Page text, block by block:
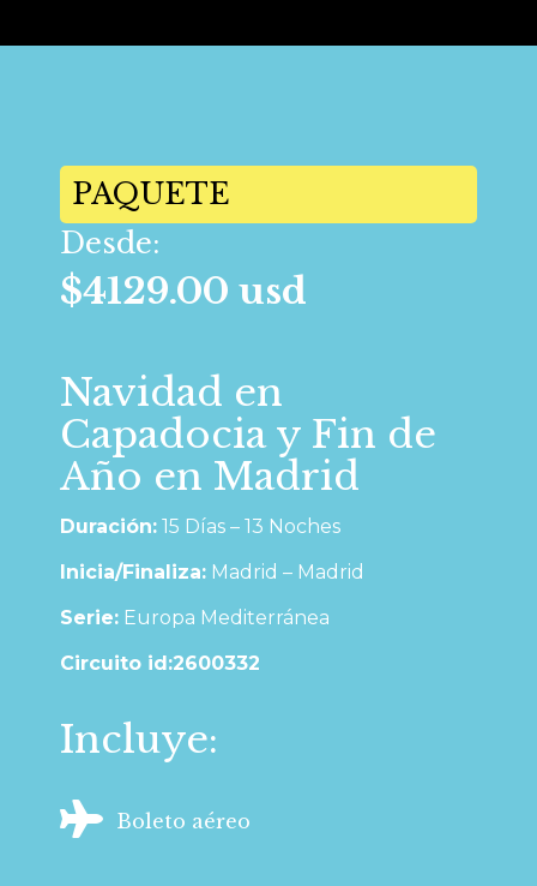
PAQUETE
Desde:
$4129.00 usd
Navidad en
Capadocia y Fin de
Año en Madrid
Duración: 15 Días – 13 Noches
Inicia/Finaliza: Madrid – Madrid
Serie: Europa Mediterránea
Circuito id:2600332
Incluye:
Boleto aéreo